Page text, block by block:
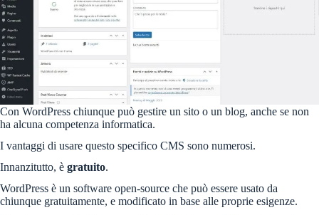
Con WordPress chiunque può gestire un sito o un blog, anche se non
ha alcuna competenza informatica.
I vantaggi di usare questo specifico CMS sono numerosi.
Innanzitutto, è gratuito.
WordPress è un software open-source che può essere usato da
chiunque gratuitamente, e modificato in base alle proprie esigenze.